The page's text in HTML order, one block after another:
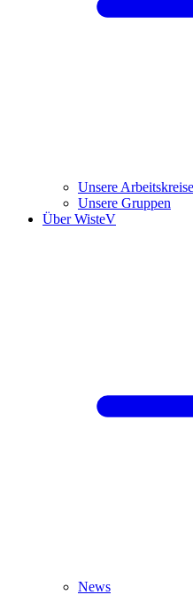
Unsere Arbeitskreise
Unsere Gruppen
Über WisteV
News